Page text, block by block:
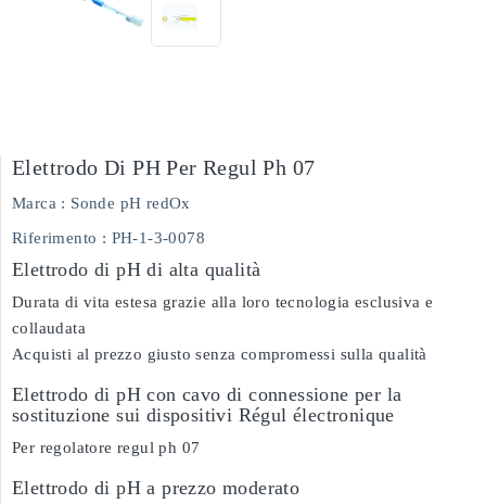
Elettrodo Di PH Per Regul Ph 07
Marca : Sonde pH redOx
Riferimento : PH-1-3-0078
Elettrodo di pH di alta qualità
Durata di vita estesa grazie alla loro tecnologia esclusiva e
collaudata
Acquisti al prezzo giusto senza compromessi sulla qualità
Elettrodo di pH con cavo di connessione per la
sostituzione sui dispositivi Régul électronique
Per regolatore regul ph 07
Elettrodo di pH a prezzo moderato